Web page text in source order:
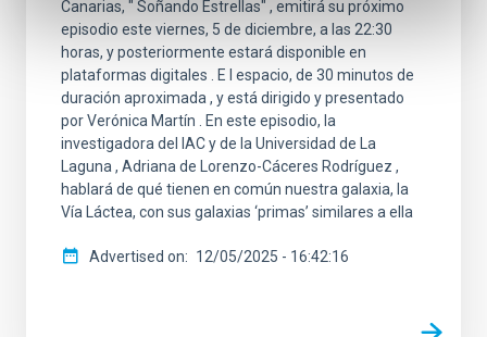
Canarias, " Soñando Estrellas" , emitirá su próximo
episodio este viernes, 5 de diciembre, a las 22:30
horas, y posteriormente estará disponible en
plataformas digitales . E l espacio, de 30 minutos de
duración aproximada , y está dirigido y presentado
por Verónica Martín . En este episodio, la
investigadora del IAC y de la Universidad de La
Laguna , Adriana de Lorenzo-Cáceres Rodríguez ,
hablará de qué tienen en común nuestra galaxia, la
Vía Láctea, con sus galaxias ‘primas’ similares a ella
Advertised on 12/05/2025 - 16:42:16